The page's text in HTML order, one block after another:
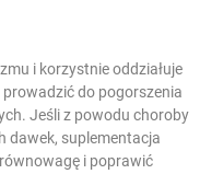
i korzystnie oddziałuje
do pogorszenia
Jeśli z powodu choroby
dawek, suplementacja
i poprawić